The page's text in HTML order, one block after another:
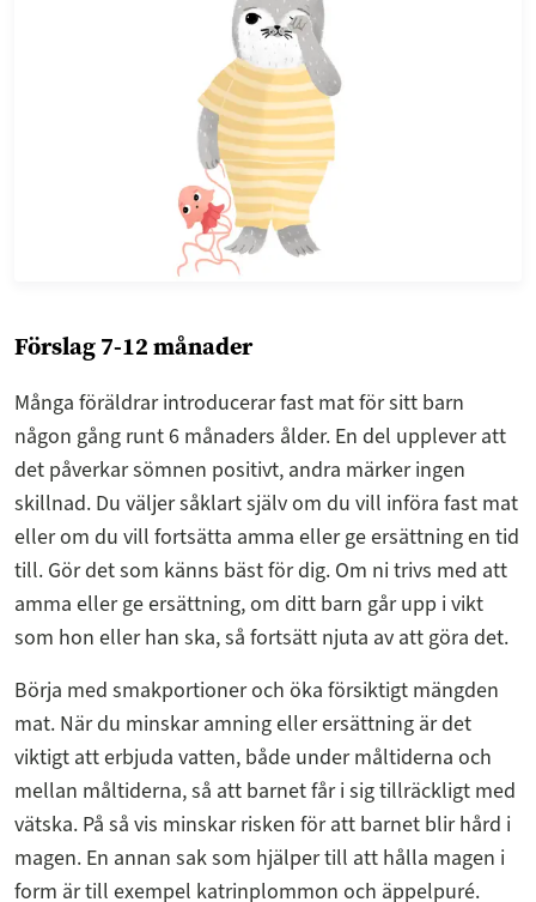
Förslag 7-12 månader
Många föräldrar introducerar fast mat för sitt barn
någon gång runt 6 månaders ålder. En del upplever att
det påverkar sömnen positivt, andra märker ingen
skillnad. Du väljer såklart själv om du vill införa fast mat
eller om du vill fortsätta amma eller ge ersättning en tid
till. Gör det som känns bäst för dig. Om ni trivs med att
amma eller ge ersättning, om ditt barn går upp i vikt
som hon eller han ska, så fortsätt njuta av att göra det.
Börja med smakportioner och öka försiktigt mängden
mat. När du minskar amning eller ersättning är det
viktigt att erbjuda vatten, både under måltiderna och
mellan måltiderna, så att barnet får i sig tillräckligt med
vätska. På så vis minskar risken för att barnet blir hård i
magen. En annan sak som hjälper till att hålla magen i
form är till exempel katrinplommon och äppelpuré.